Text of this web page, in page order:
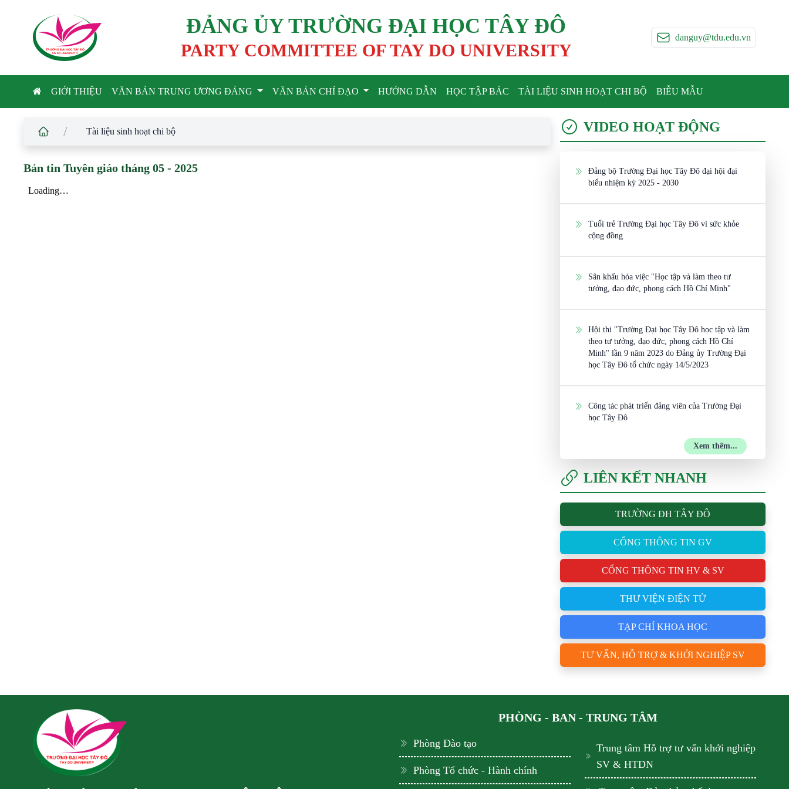
TRƯỜNG ĐẠI HỌC TÂY ĐÔ
TAY DO UNIVERSIT Y
ĐẢNG ỦY TRƯỜNG ĐẠI HỌC TÂY ĐÔ
PARTY COMMITTEE OF TAY DO UNIVERSITY
danguy@tdu.edu.vn
GIỚI THIỆU VĂN BẢN TRUNG ƯƠNG ĐẢNG VĂN BẢN CHỈ ĐẠO HƯỚNG DẪN HỌC TẬP BÁC TÀI LIỆU SINH HOẠT CHI BỘ BIỄU MẪU
/ Tài liệu sinh hoạt chi bộ
Bản tin Tuyên giáo tháng 05 - 2025
VIDEO HOẠT ĐỘNG
Đảng bộ Trường Đại học Tây Đô đại hội đại
biểu nhiệm kỳ 2025 - 2030
Tuổi trẻ Trường Đại học Tây Đô vì sức khỏe
cộng đồng
Sân khấu hóa việc "Học tập và làm theo tư
tưởng, đạo đức, phong cách Hồ Chí Minh"
Hội thi "Trường Đại học Tây Đô học tập và làm
theo tư tưởng, đạo đức, phong cách Hồ Chí
Minh" lần 9 năm 2023 do Đảng ủy Trường Đại
học Tây Đô tổ chức ngày 14/5/2023
Công tác phát triển đảng viên của Trường Đại
học Tây Đô
Xem thêm...
LIÊN KẾT NHANH
TRƯỜNG ĐH TÂY ĐÔ
CỔNG THÔNG TIN GV
CỔNG THÔNG TIN HV & SV
THƯ VIỆN ĐIỆN TỬ
TẠP CHÍ KHOA HỌC
TƯ VẤN, HỖ TRỢ & KHỞI NGHIỆP SV
PHÒNG - BAN - TRUNG TÂM
Phòng Đào tạo
Phòng Tổ chức - Hành chính
Trung tâm Hỗ trợ tư vấn khởi nghiệp
SV & HTDN